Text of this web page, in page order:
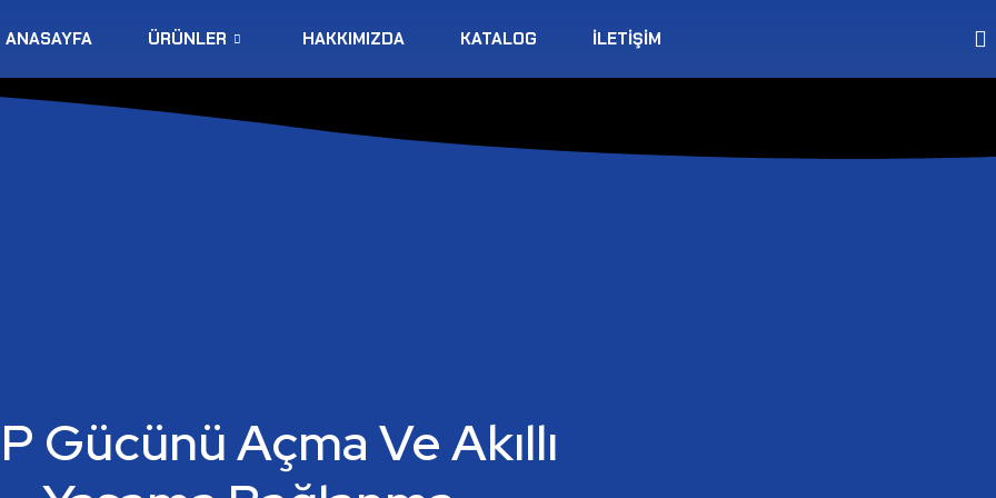
ANASAYFA ÜRÜNLER HAKKIMIZDA KATALOG İLETIŞIM
Gücünü Açma Ve Akıllı